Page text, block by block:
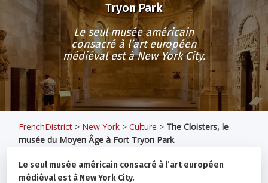
Tryon Park
Le seul musée américain
consacré à l’art européen
médiéval est à New York City.
FrenchDistrict > New York >Culture > The Cloisters, le
musée du Moyen Âge à Fort Tryon Park
Le seul musée américain consacré à l’art européen
médiéval est à New York City.